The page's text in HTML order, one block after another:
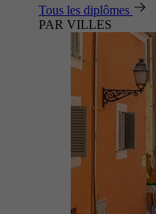
Tous les diplômes
PAR VILLES